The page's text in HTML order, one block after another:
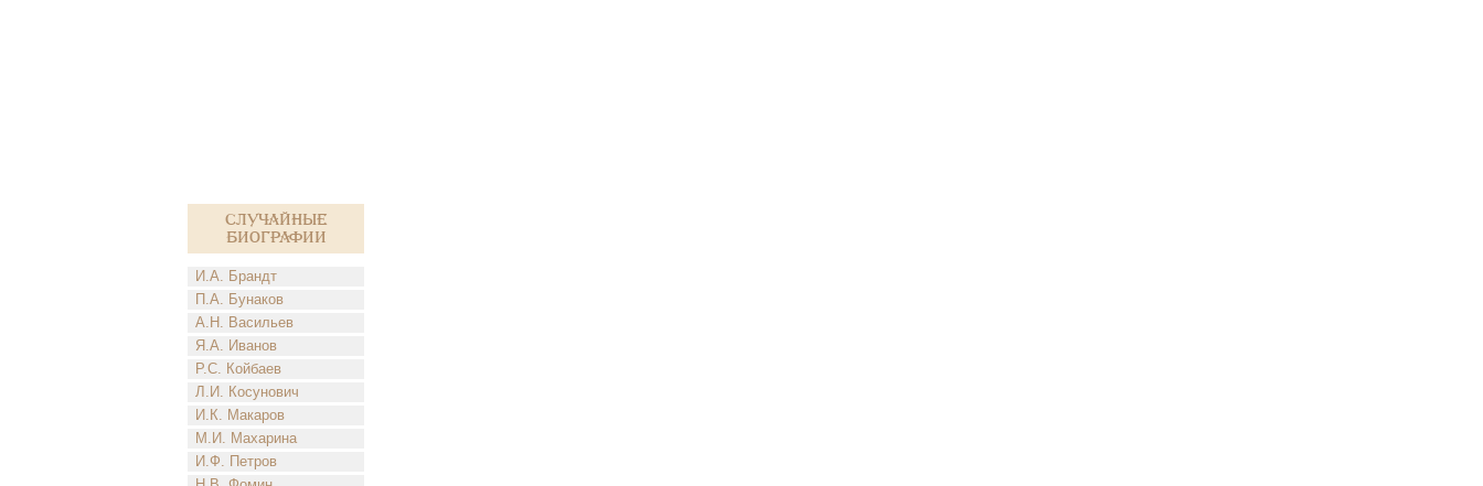
Случайные
биографии
И.А. Брандт
П.А. Бунаков
А.Н. Васильев
Я.А. Иванов
Р.С. Койбаев
Л.И. Косунович
И.К. Макаров
М.И. Махарина
И.Ф. Петров